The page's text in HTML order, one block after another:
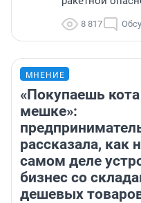
8 817
МНЕНИЕ
«Покупаешь
мешке»:
рассказала, как
самом деле
бизнес со
дешевых